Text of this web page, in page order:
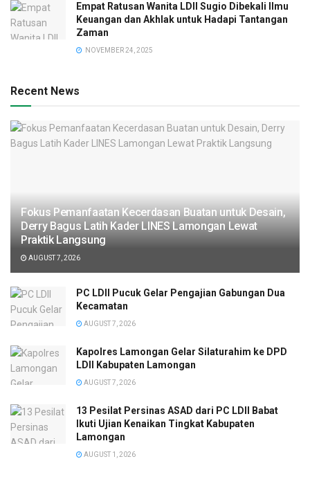
Empat Ratusan Wanita LDII Sugio Dibekali Ilmu
Keuangan dan Akhlak untuk Hadapi Tantangan
Zaman
NOVEMBER 24, 2025
Recent News
Fokus Pemanfaatan Kecerdasan Buatan untuk Desain,
Derry Bagus Latih Kader LINES Lamongan Lewat
Praktik Langsung
AUGUST 7, 2026
PC LDII Pucuk Gelar Pengajian Gabungan Dua
Kecamatan
AUGUST 7, 2026
Kapolres Lamongan Gelar Silaturahim ke DPD
LDII Kabupaten Lamongan
AUGUST 7, 2026
13 Pesilat Persinas ASAD dari PC LDII Babat
Ikuti Ujian Kenaikan Tingkat Kabupaten
Lamongan
AUGUST 1, 2026